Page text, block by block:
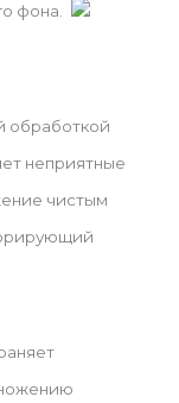
фона.
обработкой
неприятные
чистым